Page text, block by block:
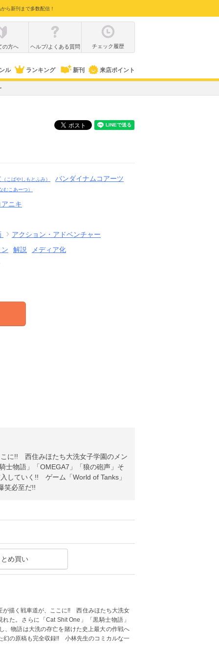
ら新刊まで多数配信！
の方へ ヘルプ/よくある質問 チェック履歴
ル ランキング 新刊 来店ポイント
（こばやしもとふみ） バンダイナムコアーツ
むこあーつ）
ニキ
アクション・アドベンチャー
解説
メディア化
に!! 西住みほたち大洗女子学園のメン
士物語」「OMEGA7」「狼の砲声」そ
していく!! ゲーム「World of Tanks」
笑必至だ!!
め買い
描く戦車道が、ここに!! 西住みほたち大洗女
た。さらに「Cat Shit One」「黒騎士物語」
、物語は大洗の存亡を賭けた史上最大の作戦へ
の原稿も完全収録!! 小林先生のコミカルな一